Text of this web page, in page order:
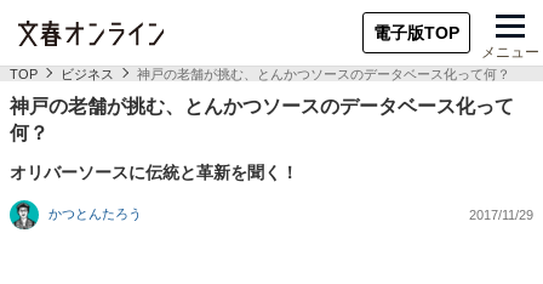
電子版TOP
メニュー
TOP ビジネス 神戸の老舗が挑む、とんかつソースのデータベース化って何？
神戸の老舗が挑む、とんかつソースのデータベース化って
何？
オリバーソースに伝統と革新を聞く！
かつとんたろう 2017/11/29